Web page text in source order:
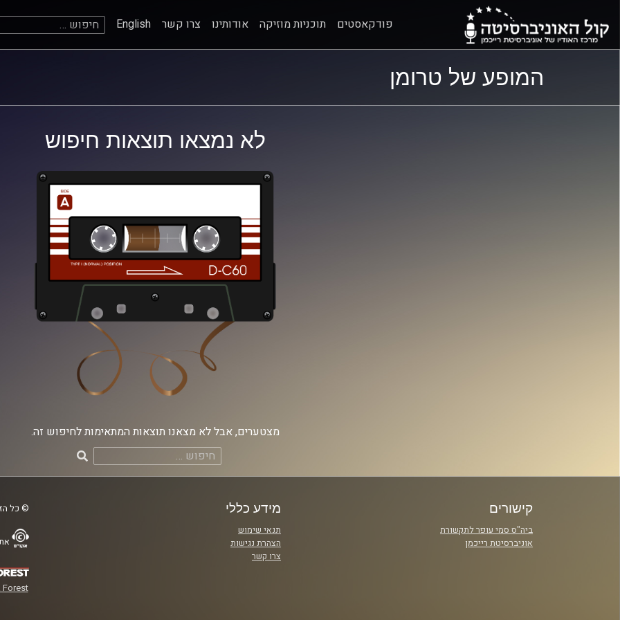
פודקאסטים תוכניות מוזיקה אודותינו צרו קשר English חיפוש:
המופע של טרומן
לא נמצאו תוצאות חיפוש
מצטערים, אבל לא מצאנו תוצאות המתאימות לחיפוש זה.
חיפוש:
קישורים
ביה"ס סמי עופר לתקשורת
אוניברסיטת רייכמן
מידע כללי
תנאי שימוש
הצהרת נגישות
צרו קשר
© כל
Forest